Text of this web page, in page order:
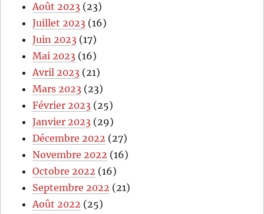
Août 2023 (23)
Juillet 2023 (16)
Juin 2023 (17)
Mai 2023 (16)
Avril 2023 (21)
Mars 2023 (23)
Février 2023 (25)
Janvier 2023 (29)
Décembre 2022 (27)
Novembre 2022 (16)
Octobre 2022 (16)
Septembre 2022 (21)
Août 2022 (25)